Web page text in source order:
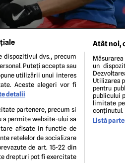
FC Botosani, din cadrul
2024. © FOTO:Razvan
TERMENI ȘI CONDIȚIIPOLITICA DE
dvs., precum
Puteți accepta sau
utilizării unui interes
Aceste alegeri vor fi
detalii
partenere, precum si
a permite website-ului sa
afisate in functie de
retelelor de socializare
de art. 15-22 din
drepturi pot fi exercitate
Atât noi,
un
Utilizarea
pentru
publicului
limitate
conținutul.
Listă